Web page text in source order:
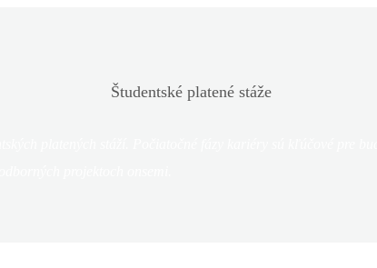
Študentské platené stáže
platených stáží. Počiatočné fázy kariéry sú kľúčové pre
projektoch onsemi.